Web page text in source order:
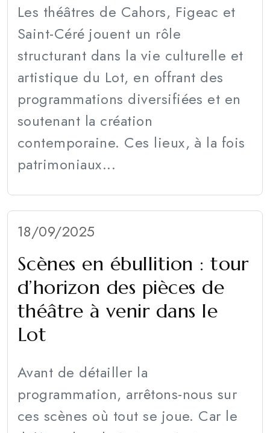
Les théâtres de Cahors, Figeac et
Saint-Céré jouent un rôle
structurant dans la vie culturelle et
artistique du Lot, en offrant des
programmations diversifiées et en
soutenant la création
contemporaine. Ces lieux, à la fois
patrimoniaux...
18/09/2025
Scènes en ébullition : tour
d’horizon des pièces de
théâtre à venir dans le
Lot
Avant de détailler la
programmation, arrêtons-nous sur
ces scènes où tout se joue. Car le